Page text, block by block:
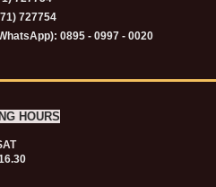
HOURS
727754
0895 - 0997 - 0020